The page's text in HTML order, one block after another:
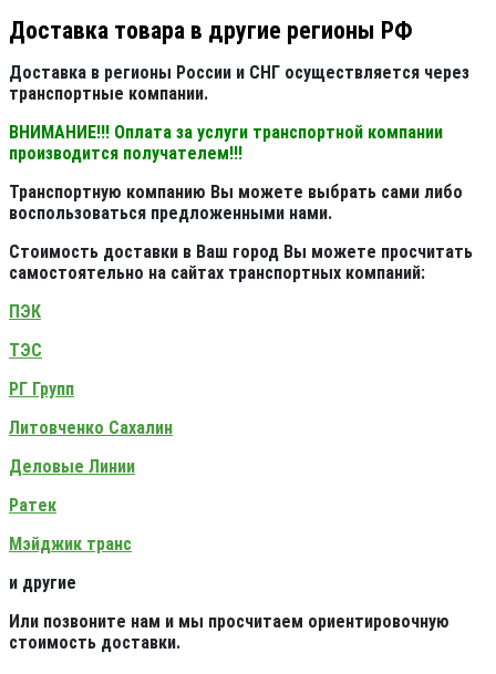
Доставка товара в другие регионы РФ
Доставка в регионы России и СНГ осуществляется через
транспортные компании.
ВНИМАНИЕ!!! Оплата за услуги транспортной компании
производится получателем!!!
Транспортную компанию Вы можете выбрать сами либо
воспользоваться предложенными нами.
Стоимость доставки в Ваш город Вы можете просчитать
самостоятельно на сайтах транспортных компаний:
ПЭК
ТЭС
РГ Групп
Литовченко Сахалин
Деловые Линии
Ратек
Мэйджик транс
и другие
Или позвоните нам и мы просчитаем ориентировочную
стоимость доставки.